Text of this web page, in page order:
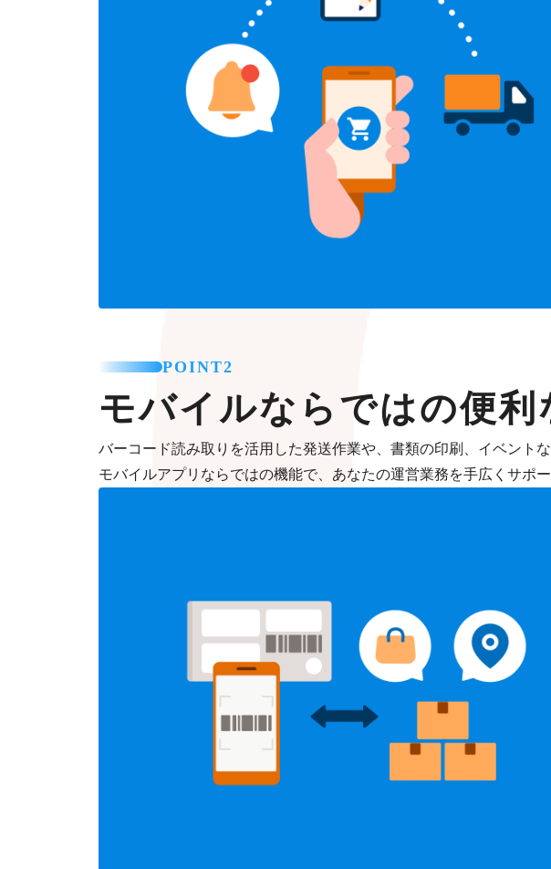
POINT2
モバイルならではの便利
バーコード読み取りを活用した発送作業や、書類の印刷、イベント
モバイルアプリならではの機能で、あなたの運営業務を手広くサポー